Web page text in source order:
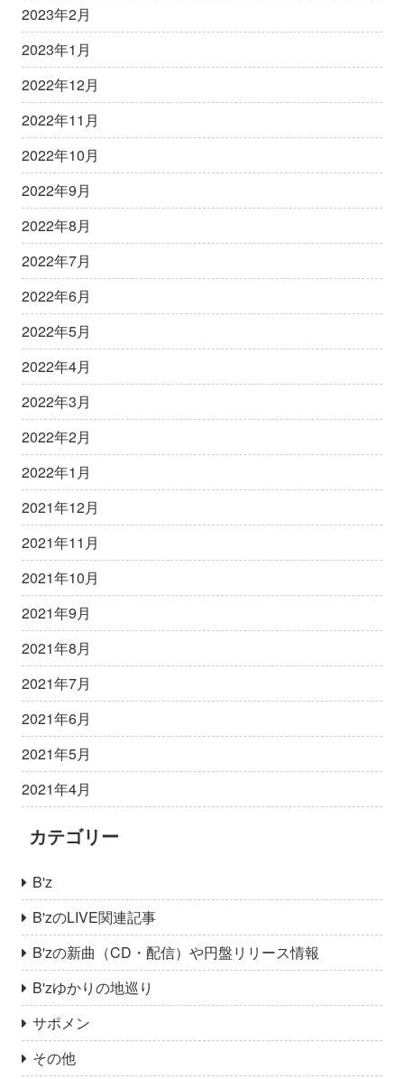
2023年2月
2023年1月
2022年12月
2022年11月
2022年10月
2022年9月
2022年8月
2022年7月
2022年6月
2022年5月
2022年4月
2022年3月
2022年2月
2022年1月
2021年12月
2021年11月
2021年10月
2021年9月
2021年8月
2021年7月
2021年6月
2021年5月
2021年4月
カテゴリー
B'z
B'zのLIVE関連記事
B'zの新曲（CD・配信）や円盤リリース情報
B'zゆかりの地巡り
サポメン
その他